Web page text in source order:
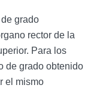
grado
rector de la
Para los
de grado obtenido
el mismo